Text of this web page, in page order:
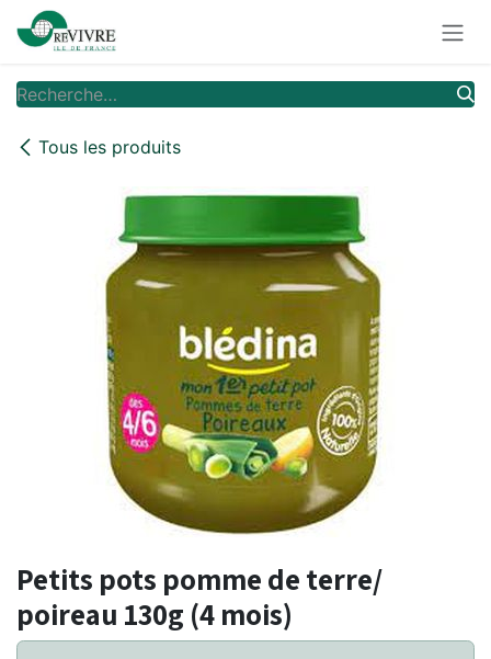
Se rendre au contenu
Tous les produits
Petits pots pomme de terre/
poireau 130g (4 mois)